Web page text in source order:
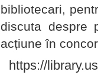
bibliotecari,
discuta despre
acțiune în
https://